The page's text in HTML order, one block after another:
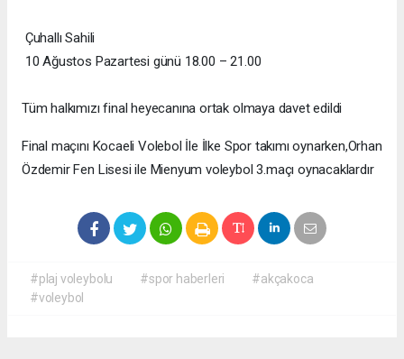
Çuhallı Sahili
10 Ağustos Pazartesi günü 18.00 – 21.00
Tüm halkımızı final heyecanına ortak olmaya davet edildi
Final maçını Kocaeli Volebol İle İlke Spor takımı oynarken,Orhan
Özdemir Fen Lisesi ile Mienyum voleybol 3.maçı oynacaklardır
#plaj voleybolu #spor haberleri
#akçakoca
#voleybol